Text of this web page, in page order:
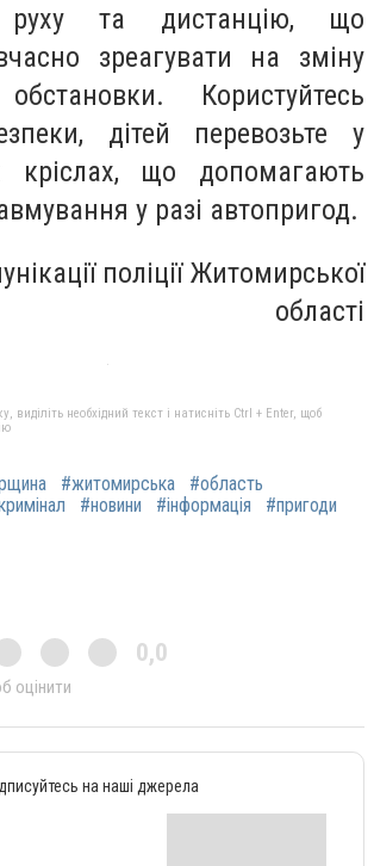
руху та дистанцію, що
зреагувати на зміну
Користуйтесь
дітей перевозьте у
кріслах, що допомагають
у разі автопригод.
поліції Житомирської
області
необхідний текст і натисніть Ctrl + Enter, щоб
#житомирська
#область
#новини #інформація #пригоди
0,0
оцінити
на наші джерела